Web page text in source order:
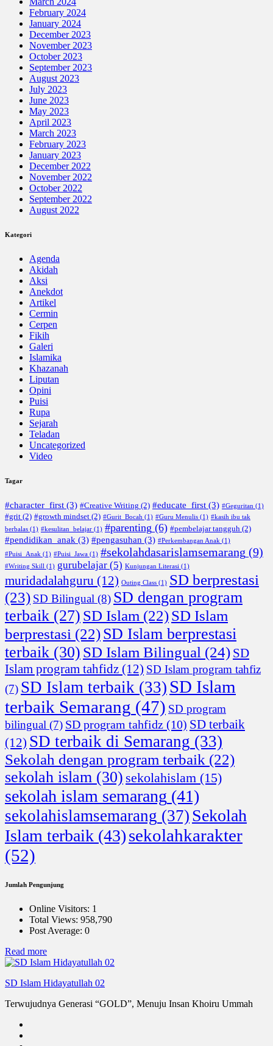
February 2024
January 2024
December 2023
November 2023
October 2023
September 2023
August 2023
July 2023
June 2023
May 2023
April 2023
March 2023
February 2023
January 2023
December 2022
November 2022
October 2022
September 2022
August 2022
Kategori
Agenda
Akidah
Aksi
Anekdot
Artikel
Cermin
Cerpen
Fikih
Galeri
Islamika
Khazanah
Liputan
Opini
Puisi
Rupa
Sejarah
Teladan
Uncategorized
Video
Tagar
#character_first (3) #Creative Writing (2) #educate_first (3) #Geguritan (1)
#grit (2) #growth mindset (2) #Gurit_Bocah (1) #Guru Menulis (1) #kasih ibu tak
berbalas (1) #kesulitan_belajar (1) #parenting (6) #pembelajar tangguh (2)
#pendidikan_anak (3) #pengasuhan (3) #Perkembangan Anak (1)
#Puisi_Anak (1) #Puisi_Jawa (1) #sekolahdasarislamsemarang (9)
#Writing Skill (1) gurubelajar (5) Kunjungan Literasi (1)
muridadalahguru (12) Outing Class (1) SD berprestasi
(23) SD Bilingual (8) SD dengan program
terbaik (27) SD Islam (22)SD Islam
berprestasi (22)SD Islam berprestasi
terbaik (30) SD Islam Bilingual (24) SD
Islam program tahfidz (12) SD Islam program tahfiz
(7) SD Islam terbaik (33) SD Islam
terbaik Semarang (47) SD program
bilingual (7) SD program tahfidz (10) SD terbaik
(12) SD terbaik di Semarang (33)
Sekolah dengan program terbaik (22)
sekolah islam (30) sekolahislam (15)
sekolah islam semarang (41)
sekolahislamsemarang (37) Sekolah
Islam terbaik (43)sekolahkarakter
(52)
Jumlah Pengunjung
Online Visitors: 1
Total Views: 958,790
Post Average: 0
Read more:
Telanjur
SD Islam Hidayatullah 02
Terwujudnya Generasi “GOLD”, Menuju Insan Khoiru Ummah